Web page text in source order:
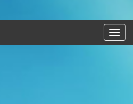
القائمه
الرئيسية